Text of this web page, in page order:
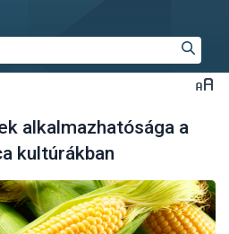
alkalmazhatósága a
kultúrákban